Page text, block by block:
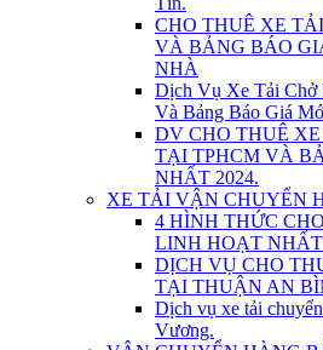
CHO THUÊ XE
VÀ BẢNG BÁO
NHÀ
Dịch Vụ Xe Tải Chở
Và Bảng Báo Giá
DV CHO THUÊ
TẠI TPHCM VÀ
NHẤT 2024.
XE TẢI VẬN CHUYỂN
4 HÌNH THỨC
LINH HOẠT NHẤT
DỊCH VỤ CHO
TẠI THUẬN AN
Dịch vụ xe tải
Vương.